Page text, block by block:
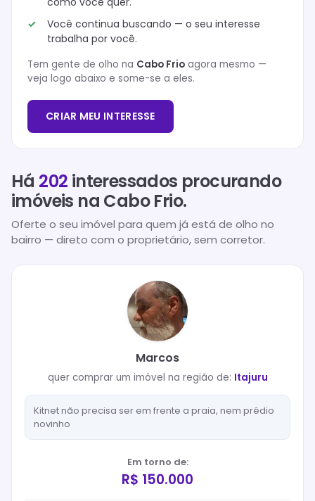
Você continua buscando — o seu interesse
trabalha por você.
Tem gente de olho na Cabo Frio agora mesmo —
veja logo abaixo e some-se a eles.
CRIAR MEU INTERESSE
Há 202 interessados procurando
imóveis na Cabo Frio.
Oferte o seu imóvel para quem já está de olho no
bairro — direto com o proprietário, sem corretor.
Marcos
quer comprarum imóvel na região de: Itajuru
Kitnet não precisa ser em frente a praia, nem prédio
novinho
Em torno de:
R$ 150.000